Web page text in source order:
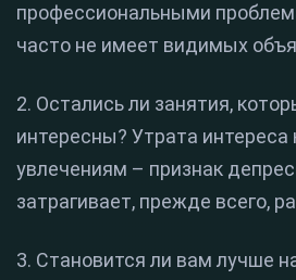
профессиональными
часто не имеет видимых
2. Остались ли занятия,
интересны? Утрата интереса
увлечениям – признак
затрагивает, прежде всего,
3. Становится ли вам лучше